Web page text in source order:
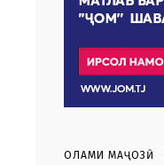
ОЛАМИ МАҶОЗӢ